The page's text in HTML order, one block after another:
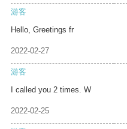
游客
Hello, Greetings fr
2022-02-27
游客
I called you 2 times. W
2022-02-25